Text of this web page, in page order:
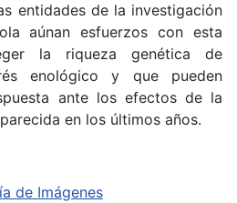
entidades de la investigación
aúnan esfuerzos con esta
la riqueza genética de
enológico y que pueden
ante los efectos de la
en los últimos años.
de Imágenes